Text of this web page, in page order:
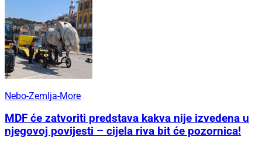
Nebo-Zemlja-More
MDF će zatvoriti predstava kakva nije izvedena u
njegovoj povijesti – cijela riva bit će pozornica!